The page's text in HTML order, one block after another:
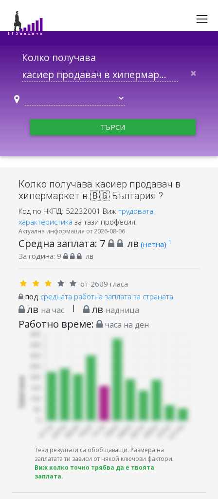
Колко получава
×
ТЪРСИ
Колко получава касиер продавач в
хипермаркет в 🇧🇬 България ?
Код по НКПД: 52232001 Виж трудовата
характеристика за тази професия.
Актуална информация от 2026-08-06
Средна заплата: 7 лв (нетна) 1
За година: 9 лв
от 2609 гласа
под средната работна заплата за страната
лв на час | лв надница
Работно време: часа на ден
Тези резултати са обобщаващи. Размера на
заплатата ти зависи от някой ключови фактори.
Виж колко точно трябва да е твоята
заплата.